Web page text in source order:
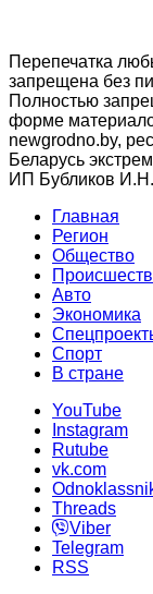
Перепечатка
запрещена без
Полностью
форме
newgrodno.by,
Беларусь
ИП Бубликов
Главная
Регион
Общество
Авто
Экономика
Cпорт
В стране
YouTube
Instagram
Rutube
vk.com
Threads
Viber
Telegram
RSS